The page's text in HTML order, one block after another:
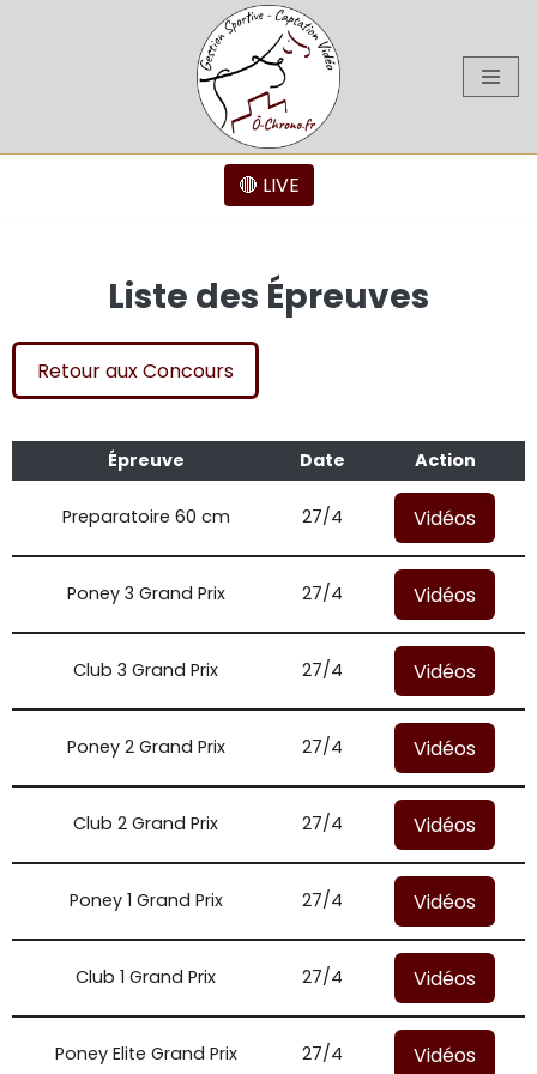
🔴 LIVE
Liste des Épreuves
Retour aux Concours
Épreuve Date Action
Preparatoire 60 cm 27/4 Vidéos
Poney 3 Grand Prix 27/4 Vidéos
Club 3 Grand Prix 27/4 Vidéos
Poney 2 Grand Prix 27/4 Vidéos
Club 2 Grand Prix 27/4 Vidéos
Poney 1 Grand Prix 27/4 Vidéos
Club 1 Grand Prix 27/4 Vidéos
Poney Elite Grand Prix 27/4 Vidéos